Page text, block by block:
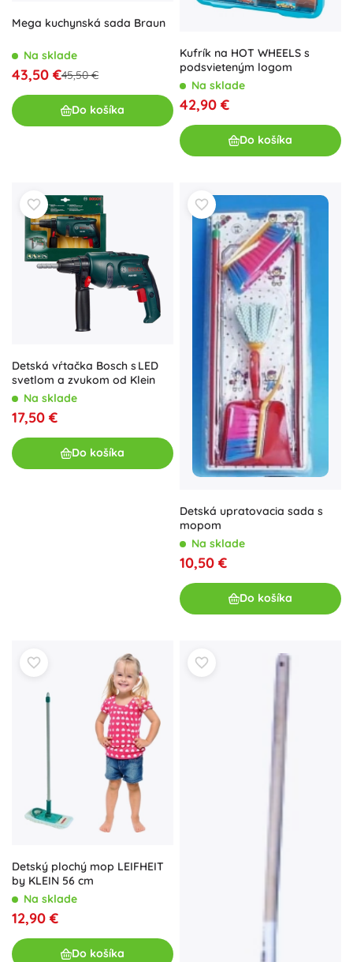
Mega kuchynská sada Braun
Na sklade
43,50 €45,50 €
Do košíka
Kufrík na HOT WHEELS s
podsvieteným logom
Na sklade
42,90 €
Do košíka
Detská vŕtačka Bosch s LED
svetlom a zvukom od Klein
Na sklade
17,50 €
Do košíka
Detská upratovacia sada s
mopom
Na sklade
10,50 €
Do košíka
Detský plochý mop LEIFHEIT
by KLEIN 56 cm
Na sklade
12,90 €
Do košíka